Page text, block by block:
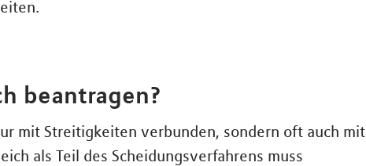
beantragen?
mit Streitigkeiten verbunden, sondern oft auch mit
als Teil des Scheidungsverfahrens muss